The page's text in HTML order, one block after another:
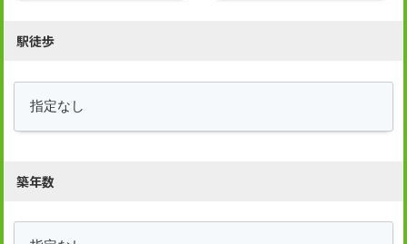
駅徒歩
築年数